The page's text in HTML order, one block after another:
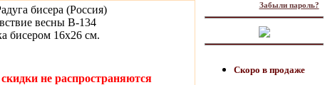
бисера (Россия)
весны В-134
бисером 16х26 см.
не распространяются
Забыли пароль?
Скоро в продаже